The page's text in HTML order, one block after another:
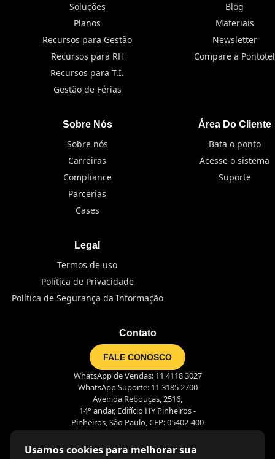
Soluções
Planos
Recursos para Gestão
Recursos para RH
Recursos para T.I.
Gestão de Férias
Blog
Materiais
Newsletter
Compare a Pontotel
Sobre Nós
Sobre nós
Carreiras
Compliance
Parcerias
Cases
Área Do Cliente
Bata o ponto
Acesse o sistema
Suporte
Legal
Termos de uso
Política de Privacidade
Política de Segurança da Informação
Contato
FALE CONOSCO
WhatsApp de Vendas: 11 4118 3027
WhatsApp Suporte: 11 3185 2700
Avenida Rebouças, 2516,
14° andar, Edifício HY Pinheiros -
Pinheiros, São Paulo, CEP: 05402-400
Usamos cookies para melhorar sua